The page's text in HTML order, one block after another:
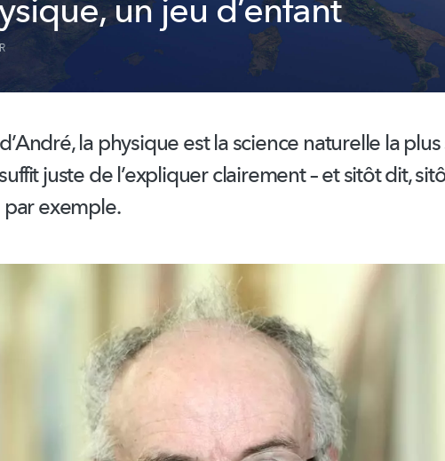
un jeu d’enfant
la physique est la science naturelle la
juste de l’expliquer clairement – et sitôt dit,
exemple.